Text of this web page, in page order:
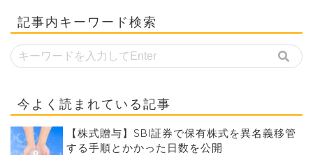
記事内キーワード検索
今よく読まれている記事
【株式贈与】SBI証券で保有株式を異名義移管
する手順とかかった日数を公開